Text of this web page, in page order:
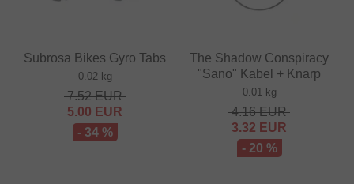
Subrosa Bikes Gyro Tabs
0.02 kg
7.52EUR
5.00 EUR
- 34 %
The Shadow Conspiracy
"Sano" Kabel + Knarp
0.01 kg
4.16EUR
3.32 EUR
- 20 %